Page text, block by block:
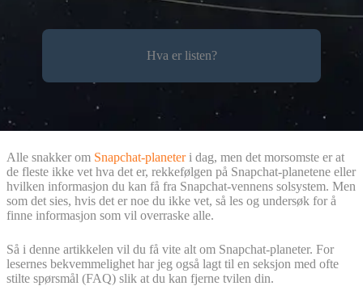
Hva er listen?
Alle snakker om Snapchat-planeteri dag, men det morsomste er at
de fleste ikke vet hva det er, rekkefølgen på Snapchat-planetene eller
hvilken informasjon du kan få fra Snapchat-vennens solsystem. Men
som det sies, hvis det er noe du ikke vet, så les og undersøk for å
finne informasjon som vil overraske alle.
Så i denne artikkelen vil du få vite alt om Snapchat-planeter. For
lesernes bekvemmelighet har jeg også lagt til en seksjon med ofte
stilte spørsmål (FAQ) slik at du kan fjerne tvilen din.